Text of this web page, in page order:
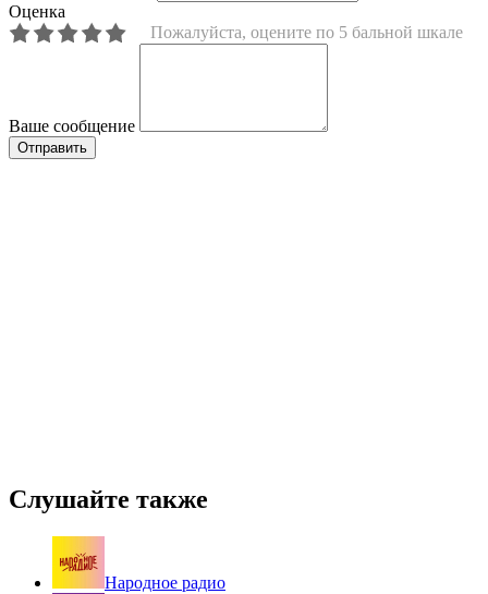
Оценка
Пожалуйста, оцените по 5 бальной шкале
Ваше сообщение
Слушайте также
Народное радио